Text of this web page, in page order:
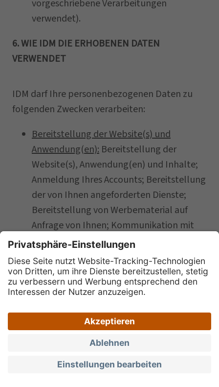
vorgeschriebene Verarbeitungen
verwendet).
6. WIE IDM DIE ERHOBENEN DATEN
VERWENDET
IDM darf Ihre personenbezogenen Daten zu
folgenden Zwecken verarbeiten:
Bereitstellung der Website(s) und
Anwendung(en): Bereitstellung der
Website(s), Anwendung(en) und Inhalte;
Anmeldung Ihres Accounts; Bereitstellung
der von Ihnen angeforderten Dienste;
Bereitstellung von Werbematerial auf
Anfrage von Ihnen; Kommunikation mit
Ihnen im Zusammenhang mit diesen
Diensten; Funktion und Betrieb der
Website(s) und Anwendung(en);
Bereitstellung von Inhalten; Ihnen
Werbung oder sonstige Informationen
zeigen; mit Ihnen mithilfe der Website(s)
und Anwendung(en) kommunizieren und
Kommunikation mit Ihnen:IDM